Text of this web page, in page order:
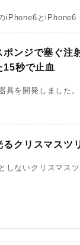
iPhone6とiPhone6
ポンジで塞ぐ注
15秒で止血
具を開発しました
クリスマスツ
しないクリスマス